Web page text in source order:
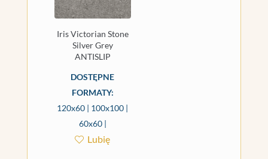
Iris Victorian Stone
Silver Grey
ANTISLIP
DOSTĘPNE
FORMATY:
120x60 | 100x100 |
60x60 |
Lubię